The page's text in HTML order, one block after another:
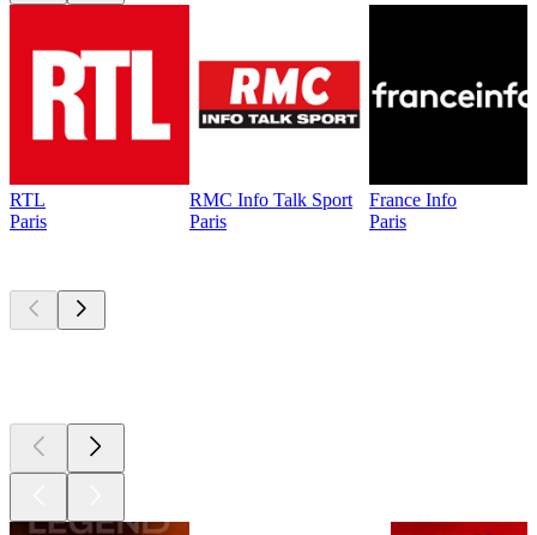
RTL
Paris
RMC Info Talk Sport
Paris
France Info
Paris